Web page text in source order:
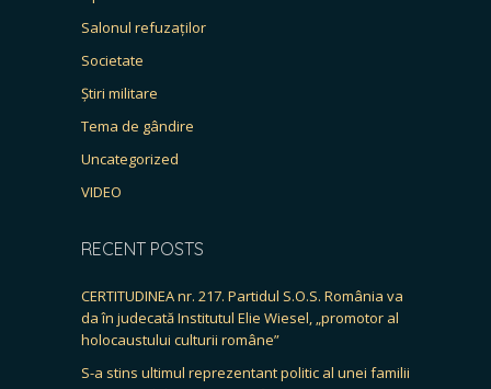
Salonul refuzaților
Societate
Știri militare
Tema de gândire
Uncategorized
VIDEO
RECENT POSTS
CERTITUDINEA nr. 217. Partidul S.O.S. România va
da în judecată Institutul Elie Wiesel, „promotor al
holocaustului culturii române”
S-a stins ultimul reprezentant politic al unei familii